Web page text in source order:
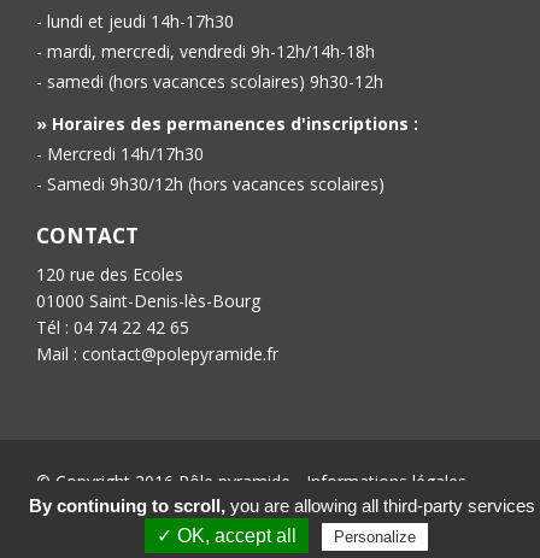
- lundi et jeudi 14h-17h30
- mardi, mercredi, vendredi 9h-12h/14h-18h
- samedi (hors vacances scolaires) 9h30-12h
» Horaires des permanences d'inscriptions :
- Mercredi 14h/17h30
- Samedi 9h30/12h (hors vacances scolaires)
CONTACT
120 rue des Ecoles
01000 Saint-Denis-lès-Bourg
Tél : 04 74 22 42 65
Mail : contact@polepyramide.fr
© Copyright 2016 Pôle pyramide - Informations légales
Conception :Ab’6net
By continuing to scroll, you are allowing all third-party services
✓ OK, accept all
Personalize